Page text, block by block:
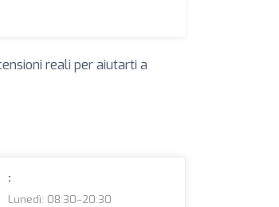
reali per aiutarti a
:
Lunedì: 08:30–20:30